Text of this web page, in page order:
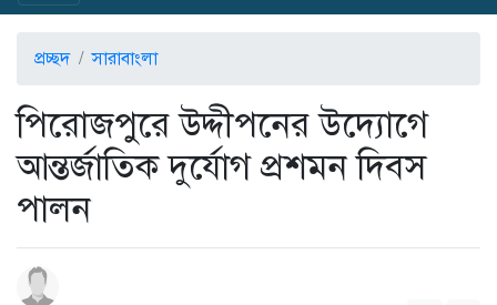
প্রচ্ছদ সারাবাংলা
পিরোজপুরে উদ্দীপনের উদ্যোগে
আন্তর্জাতিক দুর্যোগ প্রশমন দিবস
পালন